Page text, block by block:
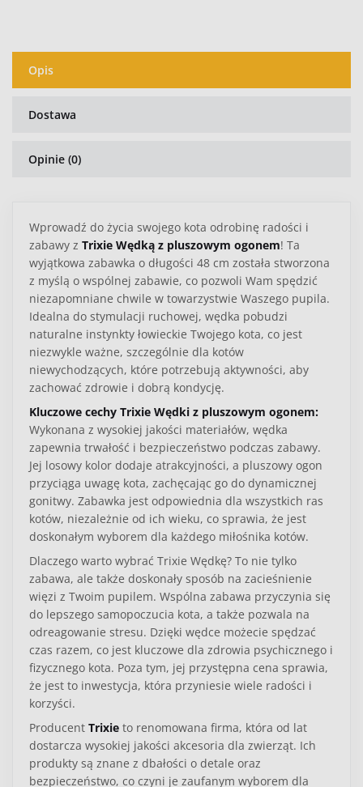
Opis
Dostawa
Opinie (0)
Wprowadź do życia swojego kota odrobinę radości i
zabawy z Trixie Wędką z pluszowym ogonem! Ta
wyjątkowa zabawka o długości 48 cm została stworzona
z myślą o wspólnej zabawie, co pozwoli Wam spędzić
niezapomniane chwile w towarzystwie Waszego pupila.
Idealna do stymulacji ruchowej, wędka pobudzi
naturalne instynkty łowieckie Twojego kota, co jest
niezwykle ważne, szczególnie dla kotów
niewychodzących, które potrzebują aktywności, aby
zachować zdrowie i dobrą kondycję.
Kluczowe cechy Trixie Wędki z pluszowym ogonem:
Wykonana z wysokiej jakości materiałów, wędka
zapewnia trwałość i bezpieczeństwo podczas zabawy.
Jej losowy kolor dodaje atrakcyjności, a pluszowy ogon
przyciąga uwagę kota, zachęcając go do dynamicznej
gonitwy. Zabawka jest odpowiednia dla wszystkich ras
kotów, niezależnie od ich wieku, co sprawia, że jest
doskonałym wyborem dla każdego miłośnika kotów.
Dlaczego warto wybrać Trixie Wędkę? To nie tylko
zabawa, ale także doskonały sposób na zacieśnienie
więzi z Twoim pupilem. Wspólna zabawa przyczynia się
do lepszego samopoczucia kota, a także pozwala na
odreagowanie stresu. Dzięki wędce możecie spędzać
czas razem, co jest kluczowe dla zdrowia psychicznego i
fizycznego kota. Poza tym, jej przystępna cena sprawia,
że jest to inwestycja, która przyniesie wiele radości i
korzyści.
Producent Trixie to renomowana firma, która od lat
dostarcza wysokiej jakości akcesoria dla zwierząt. Ich
produkty są znane z dbałości o detale oraz
bezpieczeństwo, co czyni je zaufanym wyborem dla